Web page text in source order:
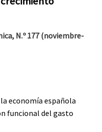
N.º 177 (noviembre-
economía española
funcional del gasto